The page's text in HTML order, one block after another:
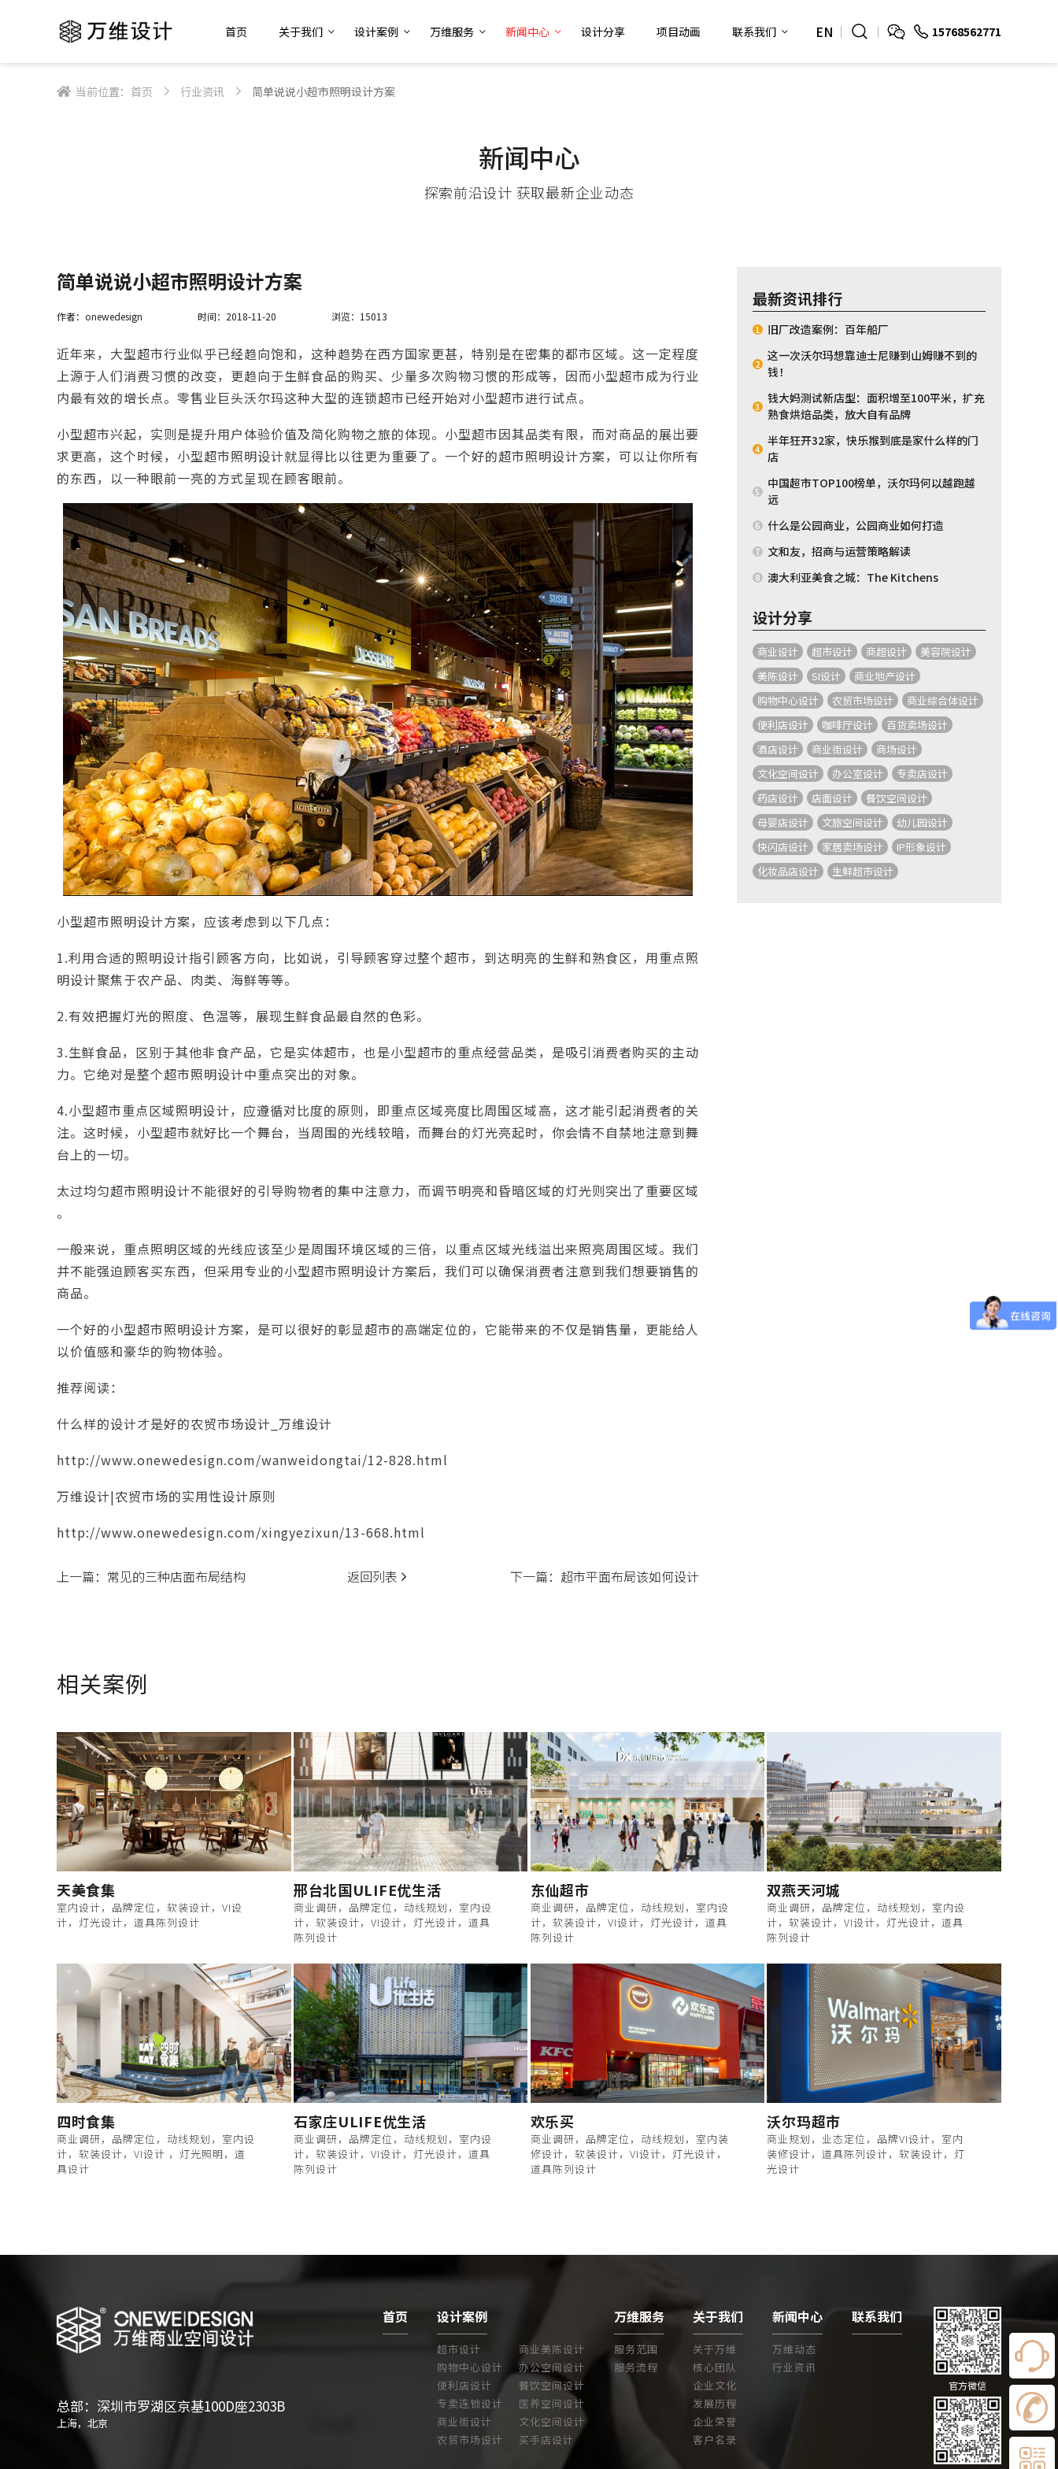
15768562771
EN
首页 关于我们 设计案例 万维服务 新闻中心 设计分享 项目动画 联系我们
当前位置： 首页 行业资讯 简单说说小超市照明设计方案
新闻中心
探索前沿设计 获取最新企业动态
简单说说小超市照明设计方案
作者：onewedesign 时间：2018-11-20 浏览：15013
近年来，大型超市行业似乎已经趋向饱和，这种趋势在西方国家更甚，特别是在密集的都市区域。这一定程度
上源于人们消费习惯的改变，更趋向于生鲜食品的购买、少量多次购物习惯的形成等，因而小型超市成为行业
内最有效的增长点。零售业巨头沃尔玛这种大型的连锁超市已经开始对小型超市进行试点。
小型超市兴起，实则是提升用户体验价值及简化购物之旅的体现。小型超市因其品类有限，而对商品的展出要
求更高，这个时候，小型超市照明设计就显得比以往更为重要了。一个好的超市照明设计方案，可以让你所有
的东西，以一种眼前一亮的方式呈现在顾客眼前。
小型超市照明设计方案，应该考虑到以下几点：
1.利用合适的照明设计指引顾客方向，比如说，引导顾客穿过整个超市，到达明亮的生鲜和熟食区，用重点照
明设计聚焦于农产品、肉类、海鲜等等。
2.有效把握灯光的照度、色温等，展现生鲜食品最自然的色彩。
3.生鲜食品，区别于其他非食产品，它是实体超市，也是小型超市的重点经营品类，是吸引消费者购买的主动
力。它绝对是整个超市照明设计中重点突出的对象。
4.小型超市重点区域照明设计，应遵循对比度的原则，即重点区域亮度比周围区域高，这才能引起消费者的关
注。这时候，小型超市就好比一个舞台，当周围的光线较暗，而舞台的灯光亮起时，你会情不自禁地注意到舞
台上的一切。
太过均匀超市照明设计不能很好的引导购物者的集中注意力，而调节明亮和昏暗区域的灯光则突出了重要区域
。
一般来说，重点照明区域的光线应该至少是周围环境区域的三倍，以重点区域光线溢出来照亮周围区域。我们
并不能强迫顾客买东西，但采用专业的小型超市照明设计方案后，我们可以确保消费者注意到我们想要销售的
商品。
一个好的小型超市照明设计方案，是可以很好的彰显超市的高端定位的，它能带来的不仅是销售量，更能给人
以价值感和豪华的购物体验。
推荐阅读：
什么样的设计才是好的农贸市场设计_万维设计
http://www.onewedesign.com/wanweidongtai/12-828.html
万维设计|农贸市场的实用性设计原则
http://www.onewedesign.com/xingyezixun/13-668.html
上一篇： 常见的三种店面布局结构 返回列表 下一篇： 超市平面布局该如何设计
最新资讯排行
1 旧厂改造案例：百年船厂
2
这一次沃尔玛想靠迪士尼赚到山姆赚不到的
钱！
3
钱大妈测试新店型：面积增至100平米，扩充
熟食烘焙品类，放大自有品牌
4
半年狂开32家，快乐猴到底是家什么样的门
店
5
中国超市TOP100榜单，沃尔玛何以越跑越
远
6 什么是公园商业，公园商业如何打造
7 文和友，招商与运营策略解读
8 澳大利亚美食之城：The Kitchens
设计分享
商业设计 超市设计 商超设计
美容院设计
美陈设计
SI设计
商业地产设计
购物中心设计
农贸市场设计
商业综合体设计
便利店设计
咖啡厅设计
百货卖场设计
酒店设计
商业街设计
商场设计
文化空间设计
办公室设计
专卖店设计
药店设计
店面设计
餐饮空间设计
母婴店设计
文旅空间设计
幼儿园设计
快闪店设计
家居卖场设计
IP形象设计
化妆品店设计
生鲜超市设计
相关案例
天美食集
室内设计，品牌定位，软装设计，VI设
计，灯光设计，道具陈列设计
邢台北国ULIFE优生活
商业调研，品牌定位，动线规划，室内设
计，软装设计，VI设计，灯光设计，道具
陈列设计
东仙超市
商业调研，品牌定位，动线规划，室内设
计，软装设计，VI设计，灯光设计，道具
陈列设计
双燕天河城
商业调研，品牌定位，动线规划，室内设
计，软装设计，VI设计，灯光设计，道具
陈列设计
四时食集
商业调研，品牌定位，动线规划，室内设
计，软装设计，VI设计 ，灯光照明，道
具设计
石家庄ULIFE优生活
商业调研，品牌定位，动线规划，室内设
计，软装设计，VI设计，灯光设计，道具
陈列设计
欢乐买
商业调研，品牌定位，动线规划，室内装
修设计，软装设计，VI设计，灯光设计，
道具陈列设计
沃尔玛超市
商业规划，业态定位，品牌VI设计，室内
装修设计，道具陈列设计，软装设计，灯
光设计
总部：深圳市罗湖区京基100D座2303B
上海，北京
首页 设计案例
超市设计
购物中心设计
便利店设计
专卖连锁设计
商业街设计
农贸市场设计
商业美陈设计
办公空间设计
餐饮空间设计
医养空间设计
文化空间设计
买手店设计
万维服务
服务范围
服务流程
关于我们
关于万维
核心团队
企业文化
发展历程
企业荣誉
客户名录
新闻中心
万维动态
行业资讯
联系我们
官方微信